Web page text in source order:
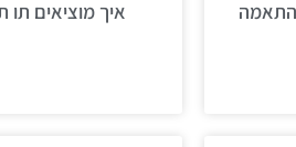
התאמה איך מוציאים תו